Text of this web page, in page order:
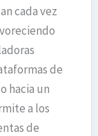
cada vez
de
hacia un
a los
de